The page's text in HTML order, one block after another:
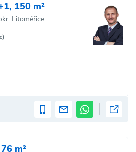
150 m²
Litoměřice
m²